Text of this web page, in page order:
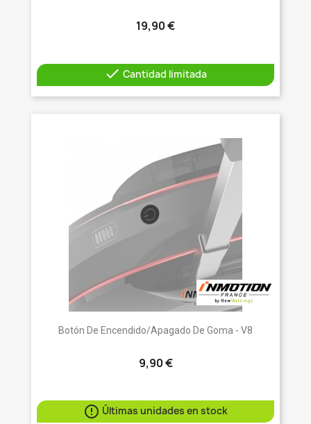
19,90 €
 Cantidad limitada
Botón De Encendido/apagado De Goma - V8
9,90 €
 Últimas unidades en stock